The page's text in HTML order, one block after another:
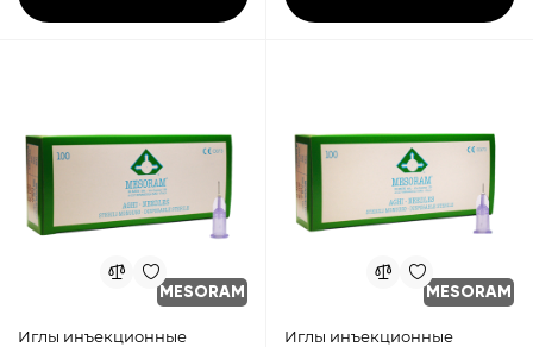
MESORAM
Иглы инъекционные
MESORAM
Иглы инъекционные